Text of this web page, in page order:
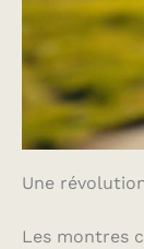
Une
Les montres